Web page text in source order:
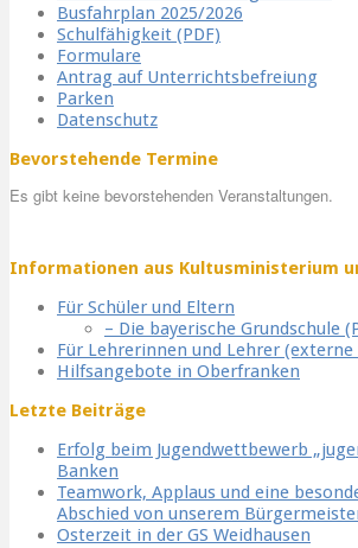
Busfahrplan 2025/2026
Schulfähigkeit (PDF)
Formulare
Antrag auf Unterrichtsbefreiung
Parken
Datenschutz
Bevorstehende Termine
Es gibt keine bevorstehenden Veranstaltungen.
Informationen aus Kultusministerium
Für Schüler und Eltern
– Die bayerische Grundschule
Für Lehrerinnen und Lehrer (externe
Hilfsangebote in Oberfranken
Letzte Beiträge
Erfolg beim Jugendwettbewerb
Banken
Teamwork, Applaus und eine
Abschied von unserem
Osterzeit in der GS Weidhausen